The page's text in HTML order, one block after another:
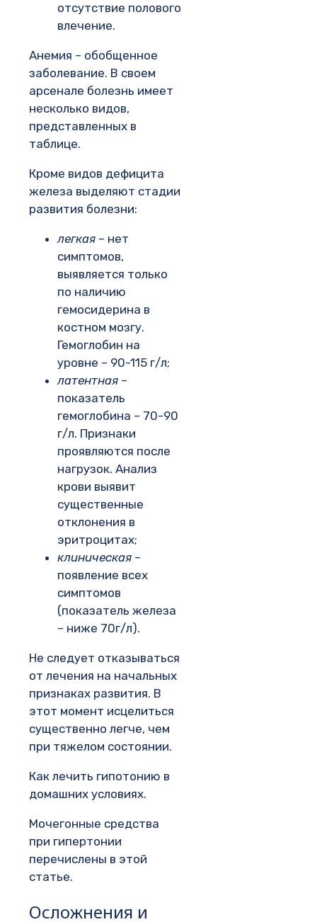
отсутствие полового
влечение.
Анемия – обобщенное
заболевание. В своем
арсенале болезнь имеет
несколько видов,
представленных в
таблице.
Кроме видов дефицита
железа выделяют стадии
развития болезни:
легкая – нет
симптомов,
выявляется только
по наличию
гемосидерина в
костном мозгу.
Гемоглобин на
уровне – 90-115 г/л;
латентная –
показатель
гемоглобина – 70-90
г/л. Признаки
проявляются после
нагрузок. Анализ
крови выявит
существенные
отклонения в
эритроцитах;
клиническая –
появление всех
симптомов
(показатель железа
– ниже 70г/л).
Не следует отказываться
от лечения на начальных
признаках развития. В
этот момент исцелиться
существенно легче, чем
при тяжелом состоянии.
Как лечить гипотонию в
домашних условиях.
Мочегонные средства
при гипертонии
перечислены в этой
статье.
Осложнения и